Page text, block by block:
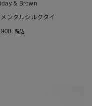
& Brown
メンタルシルクタイ
税込